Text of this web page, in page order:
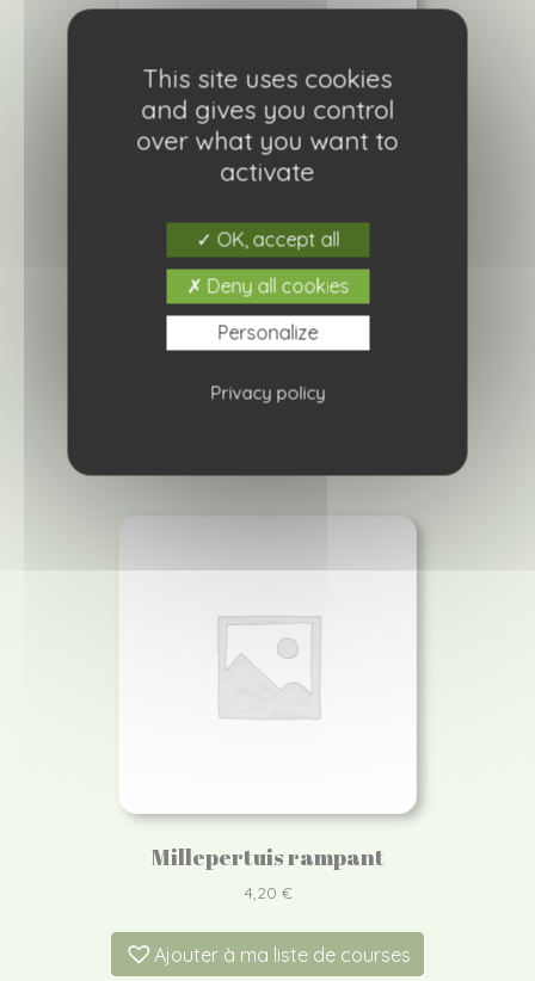
Stachys byzantina (oreille d’ours)
4,20€
Ajouter à ma liste de courses
Millepertuis rampant
4,20 €
Ajouter à ma liste de courses
This site uses cookies
and gives you control
over what you want to
activate
OK, accept all
Deny all cookies
Personalize
Privacy policy